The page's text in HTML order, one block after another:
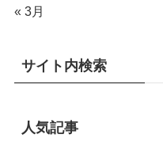
« 3月
サイト内検索
人気記事